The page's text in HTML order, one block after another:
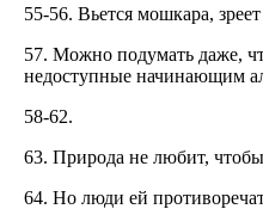
55-56. Вьется мошкара,
57. Можно подумать даже,
недоступные начинающим
58-62.
63. Природа не любит,
64. Но люди ей